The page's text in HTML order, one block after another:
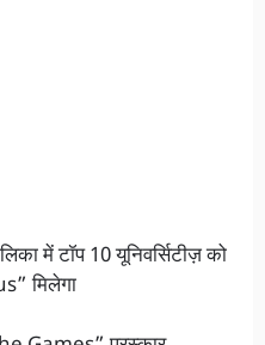
में टॉप 10 यूनिवर्सिटीज़ को
मिलेगा